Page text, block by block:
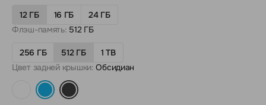
12 ГБ 16 ГБ
24 ГБ
Флэш-память: 512 ГБ
256 ГБ 512 ГБ
1 TB
Цвет задней крышки: Обсидиан